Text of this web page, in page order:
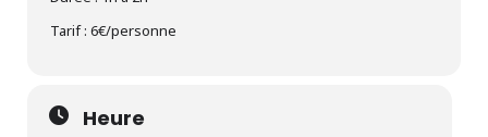
Tarif : 6€/personne
Heure